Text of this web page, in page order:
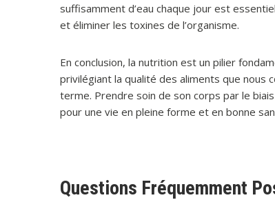
suffisamment d’eau chaque jour est
et éliminer les toxines de l’organisme.
En conclusion, la nutrition est un pilier
privilégiant la qualité des aliments que
terme. Prendre soin de son corps par le
pour une vie en pleine forme et en bonne
Questions Fréquemment